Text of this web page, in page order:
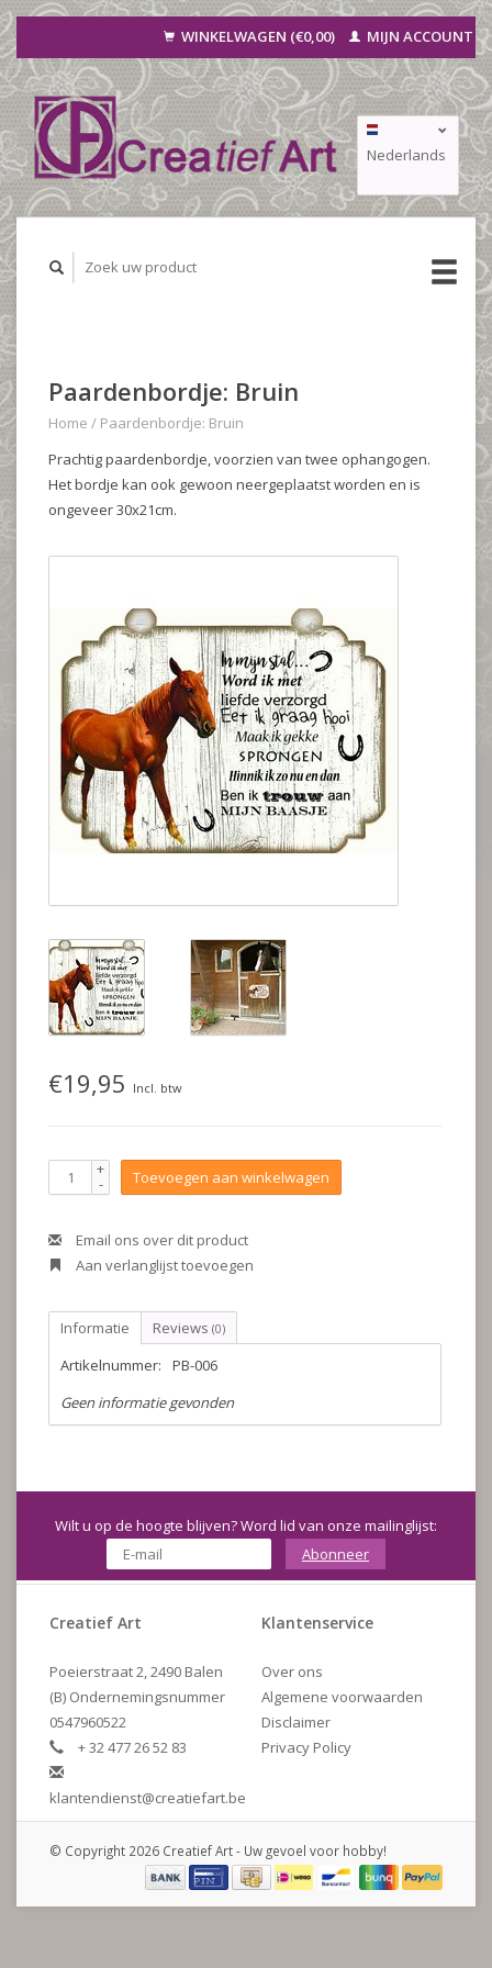
WINKELWAGEN (€0,00) MIJN ACCOUNT
Nederlands
Deutsch
Paardenbordje: Bruin
Home / Paardenbordje: Bruin
Prachtig paardenbordje, voorzien van twee ophangogen.
Het bordje kan ook gewoon neergeplaatst worden en is
ongeveer 30x21cm.
€19,95 Incl. btw
+
- Toevoegen aan winkelwagen
Email ons over dit product
Aan verlanglijst toevoegen
Informatie Reviews (0)
Artikelnummer:
PB-006
Geen informatie gevonden
Wilt u op de hoogte blijven? Word lid van onze mailinglijst:
Abonneer
Creatief Art
Poeierstraat 2, 2490 Balen
(B) Ondernemingsnummer
0547960522
+ 32 477 26 52 83
klantendienst@creatiefart.be
Klantenservice
Over ons
Algemene voorwaarden
Disclaimer
Privacy Policy
© Copyright 2026 Creatief Art - Uw gevoel voor hobby!